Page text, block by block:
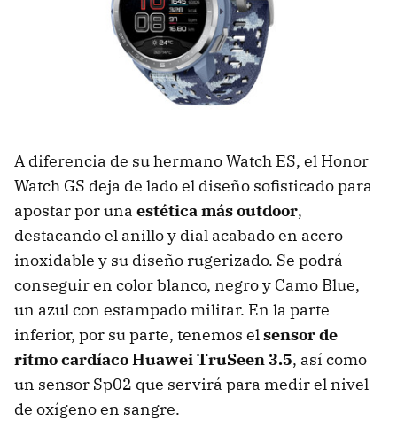
A diferencia de su hermano Watch ES, el Honor
Watch GS deja de lado el diseño sofisticado para
apostar por una estética más outdoor,
destacando el anillo y dial acabado en acero
inoxidable y su diseño rugerizado. Se podrá
conseguir en color blanco, negro y Camo Blue,
un azul con estampado militar. En la parte
inferior, por su parte, tenemos elsensor de
ritmo cardíaco Huawei TruSeen 3.5, así como
un sensor Sp02 que servirá para medir el nivel
de oxígeno en sangre.